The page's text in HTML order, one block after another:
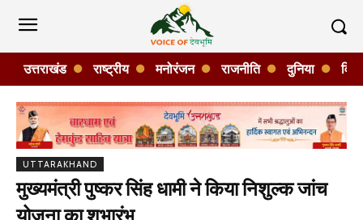
उत्तराखंड राष्ट्रीय मनोरंजन राजनीति दुनिया
UTTARAKHAND
मुख्यमंत्री पुष्कर सिंह धामी ने किया निशुल्क जांच